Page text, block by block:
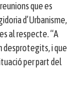
que es
d’Urbanisme,
al respecte. “A
desprotegits, i que
per part del